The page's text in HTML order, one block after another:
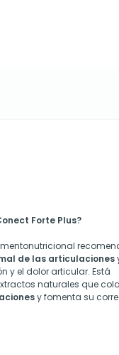
Forte Plus?
de las articulaciones
y el dolor articular. Está
naturales que
y fomenta su